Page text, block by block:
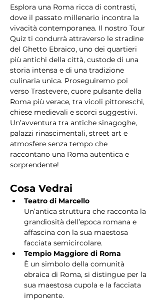
Esplora una Roma ricca di contrasti,
dove il passato millenario incontra la
vivacità contemporanea. Il nostro Tour
Quiz ti condurrà attraverso le stradine
del Ghetto Ebraico, uno dei quartieri
più antichi della città, custode di una
storia intensa e di una tradizione
culinaria unica. Proseguiremo poi
verso Trastevere, cuore pulsante della
Roma più verace, tra vicoli pittoreschi,
chiese medievali e scorci suggestivi.
Un’avventura tra antiche sinagoghe,
palazzi rinascimentali, street art e
atmosfere senza tempo che
raccontano una Roma autentica e
sorprendente!
Cosa Vedrai
Teatro di Marcello
Un’antica struttura che racconta la
grandiosità dell’epoca romana e
affascina con la sua maestosa
facciata semicircolare.
Tempio Maggiore di Roma
È un simbolo della comunità
ebraica di Roma, si distingue per la
sua maestosa cupola e la facciata
imponente.